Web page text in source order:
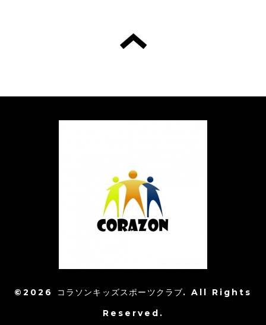
©2026 コラソンキッズスポーツクラブ. All Rights
Reserved.